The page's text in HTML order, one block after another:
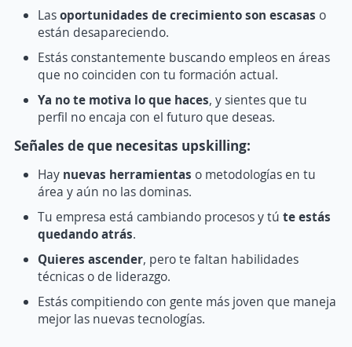
Lasoportunidades de crecimiento son escasas o
están desapareciendo.
Estás constantemente buscando empleos en áreas
que no coinciden con tu formación actual.
Ya no te motiva lo que haces, y sientes que tu
perfil no encaja con el futuro que deseas.
Señales de que necesitas upskilling:
Hay nuevas herramientas o metodologías en tu
área y aún no las dominas.
Tu empresa está cambiando procesos y tú te estás
quedando atrás.
Quieres ascender, pero te faltan habilidades
técnicas o de liderazgo.
Estás compitiendo con gente más joven que maneja
mejor las nuevas tecnologías.